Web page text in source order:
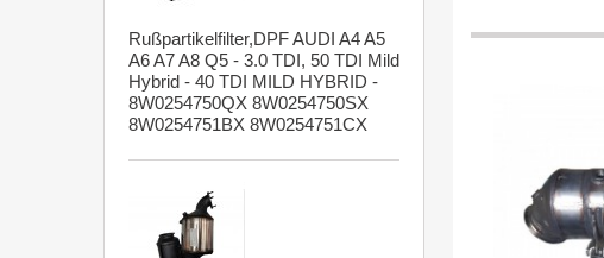
Rußpartikelfilter,DPF AUDI A4 A5
A6 A7 A8 Q5 - 3.0 TDI, 50 TDI Mild
Hybrid - 40 TDI MILD HYBRID -
8W0254750QX 8W0254750SX
8W0254751BX 8W0254751CX